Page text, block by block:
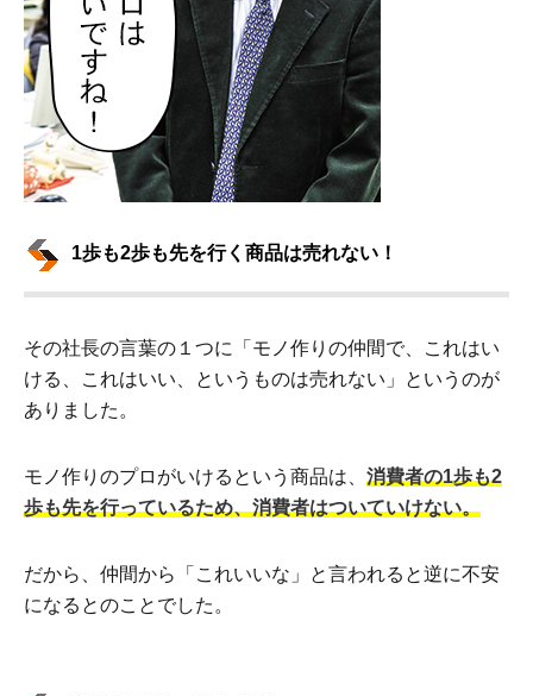
1歩も2歩も先を行く商品は売れない！
その社長の言葉の１つに「モノ作りの仲間で、これはい
ける、これはいい、というものは売れない」というのが
ありました。
モノ作りのプロがいけるという商品は、 消費者の1歩も2
歩も先を行っているため、消費者はついていけない。
だから、仲間から「これいいな」と言われると逆に不安
になるとのことでした。